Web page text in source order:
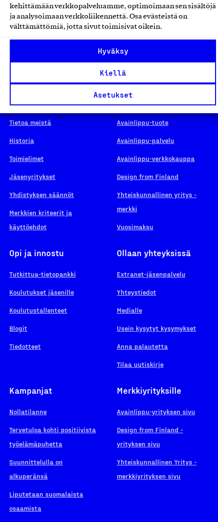
kehittämään verkkopalveluamme, optimoimaan sen sisältöjä
ja analysoimaan verkkoliikennettä. Osa evästeistä on
välttämättömiä, jotta sivut toimisivat oikein.
Hyväksy
Kiellä
Asetukset
Yhteiskunnallinen Yritys -merkki
Tietoa meistä
Historia
Toimielimet
Jäsenyritykset
Yhdistyksen säännöt
Merkkien kriteerit ja
käyttöehdot
Hae merkkiä
Avainlippu-tuote
Avainlippu-palvelu
Avainlippu-verkkokauppa
Design from Finland
Yhteiskunnallinen yritys -
merkki
Vuosimaksu
Opi ja innostu
Tutkittua-tietopankki
Koulutukset jäsenille
Koulutustallenteet
Blogit
Tiedotteet
Ollaan yhteyksissä
Extranet-jäsenpalvelu
Yhteystiedot
Medialle
Usein kysytyt kysymykset
Anna palautetta
Tilaa uutiskirje
Kampanjat
Nollatilanne
Tervetuloa kohti positiivista
työelämäpuhetta
Suunnittelulla on
alkuperänsä
Liputetaan suomalaista
osaamista
Merkkiyrityksille
Avainlippu-yrityksen sivu
Design from Finland -
yrityksen sivu
Yhteiskunnallinen Yritys -
merkkiyrityksen sivu